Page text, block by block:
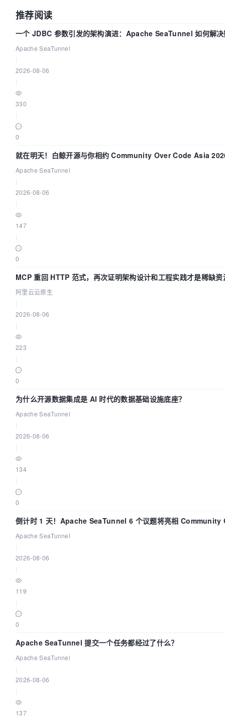
推荐阅读
一个 JDBC 参数引发的架构演进：Apache SeaTunnel 如何解
中的“定时 Flush”难题
Apache SeaTunnel
2026-08-06
330
0
就在明天！白鲸开源与你相约 Community Over Code Asia
讲！
Apache SeaTunnel
2026-08-06
147
0
MCP 重回 HTTP 范式，再次证明架构设计和工程实践才是稀缺资
阿里云云原生
2026-08-06
223
0
为什么开源数据集成是 AI 时代的数据基础设施底座？
Apache SeaTunnel
2026-08-06
134
0
倒计时 1 天！Apache SeaTunnel 6 个议题将亮相 Community
Code Asia 2026
Apache SeaTunnel
2026-08-06
119
0
Apache SeaTunnel 提交一个任务都经过了什么？
Apache SeaTunnel
2026-08-06
137